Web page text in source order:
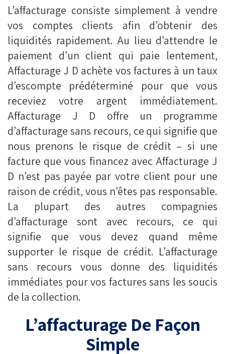
L’affacturage consiste simplement à vendre
vos comptes clients afin d’obtenir des
liquidités rapidement. Au lieu d’attendre le
paiement d’un client qui paie lentement,
Affacturage J D achète vos factures à un taux
d’escompte prédéterminé pour que vous
receviez votre argent immédiatement.
Affacturage J D offre un programme
d’affacturage sans recours, ce qui signifie que
nous prenons le risque de crédit – si une
facture que vous financez avec Affacturage J
D n’est pas payée par votre client pour une
raison de crédit, vous n’êtes pas responsable.
La plupart des autres compagnies
d’affacturage sont avec recours, ce qui
signifie que vous devez quand même
supporter le risque de crédit. L’affacturage
sans recours vous donne des liquidités
immédiates pour vos factures sans les soucis
de la collection.
L’affacturage De Façon
Simple